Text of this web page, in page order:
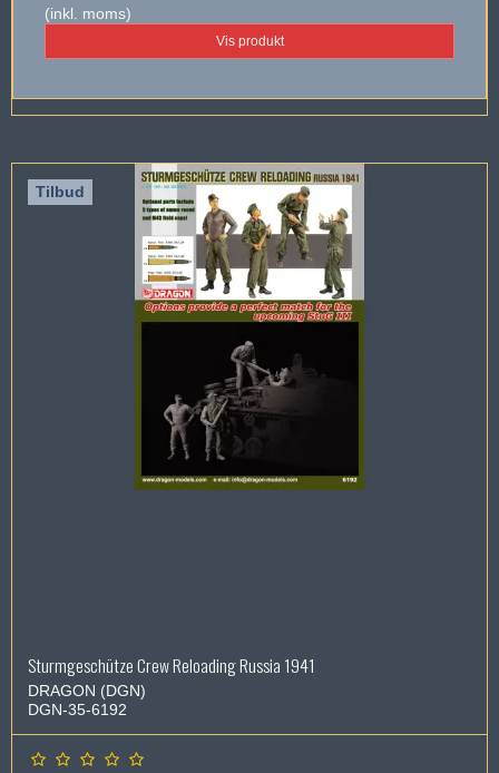
(inkl. moms)
Vis produkt
Tilbud
Sturmgeschütze Crew Reloading Russia 1941
DRAGON (DGN)
DGN-35-6192